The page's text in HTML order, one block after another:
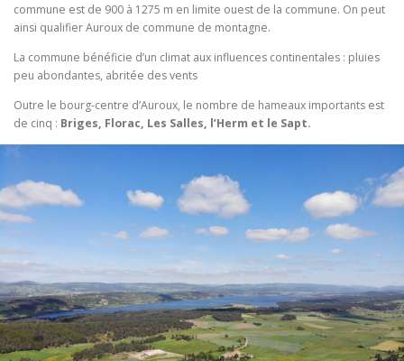
commune est de 900 à 1275 m en limite ouest de la commune. On peut
ainsi qualifier Auroux de commune de montagne.
La commune bénéficie d’un climat aux influences continentales : pluies
peu abondantes, abritée des vents
Outre le bourg-centre d’Auroux, le nombre de hameaux importants est
de cinq : Briges, Florac, Les Salles, l’Herm et le Sapt.